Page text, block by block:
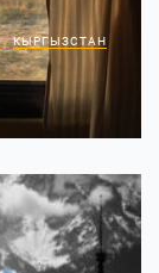
КЫРГЫЗСТАН